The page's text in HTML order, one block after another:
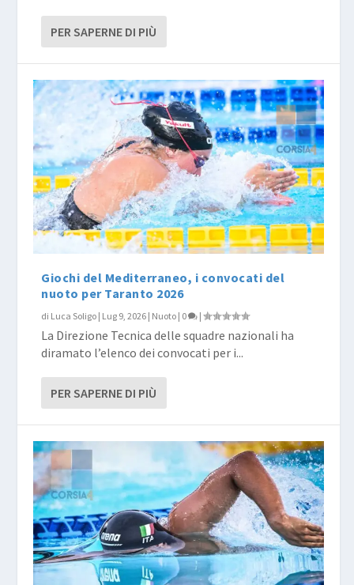
PER SAPERNE DI PIÙ
Giochi del Mediterraneo, i convocati del
nuoto per Taranto 2026
di Luca Soligo | Lug 9, 2026 | Nuoto | 0 |
La Direzione Tecnica delle squadre nazionali ha
diramato l’elenco dei convocati per i...
PER SAPERNE DI PIÙ